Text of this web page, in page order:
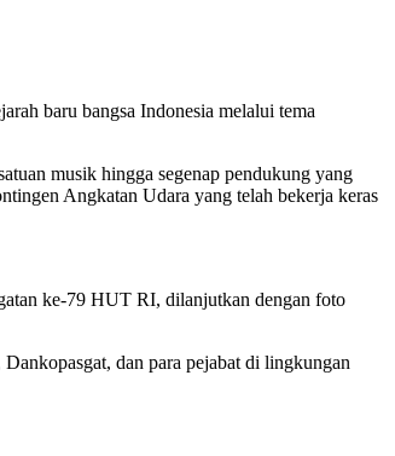
baru bangsa Indonesia melalui tema
musik hingga segenap pendukung yang
Angkatan Udara yang telah bekerja keras
ke-79 HUT RI, dilanjutkan dengan foto
dan para pejabat di lingkungan